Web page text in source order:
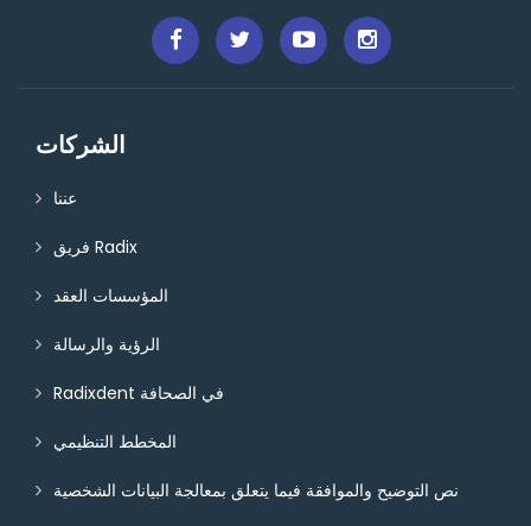
الشركات
عننا
فريق Radix
المؤسسات العقد
الرؤية والرسالة
Radixdent في الصحافة
المخطط التنظيمي
نص التوضيح والموافقة فيما يتعلق بمعالجة البيانات الشخصية